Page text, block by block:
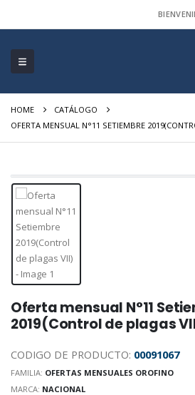
HOME
CATÁLOGO
OFERTA MENSUAL N°11 SETIEMBRE
Oferta mensual N°11
2019(Control de plagas
CODIGO DE PRODUCTO: 00091067
FAMILIA: OFERTAS MENSUALES OROFINO
MARCA: NACIONAL